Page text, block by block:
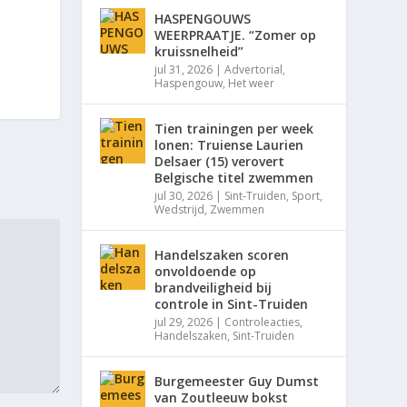
HASPENGOUWS
WEERPRAATJE. “Zomer op
kruissnelheid”
jul 31, 2026 |Advertorial,
Haspengouw, Het weer
Tien trainingen per week
lonen: Truiense Laurien
Delsaer (15) verovert
Belgische titel zwemmen
jul 30, 2026 | Sint-Truiden, Sport,
Wedstrijd, Zwemmen
Handelszaken scoren
onvoldoende op
brandveiligheid bij
controle in Sint-Truiden
jul 29, 2026 | Controleacties,
Handelszaken, Sint-Truiden
Burgemeester Guy Dumst
van Zoutleeuw bokst